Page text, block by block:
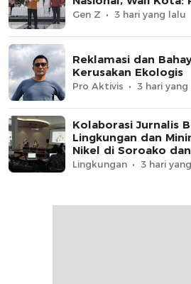
Gen Z 3 hari yang lalu
Reklamasi dan
Kerusakan Ekologis
Pro Aktivis 3 hari yang
Kolaborasi Jurnalis
Lingkungan dan
Nikel di Soroako
Lingkungan 3 hari